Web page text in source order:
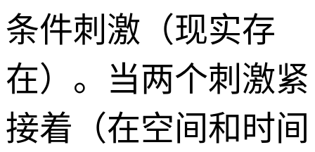
条件刺激（现实存
在）。当两个刺激紧
接着（在空间和时间